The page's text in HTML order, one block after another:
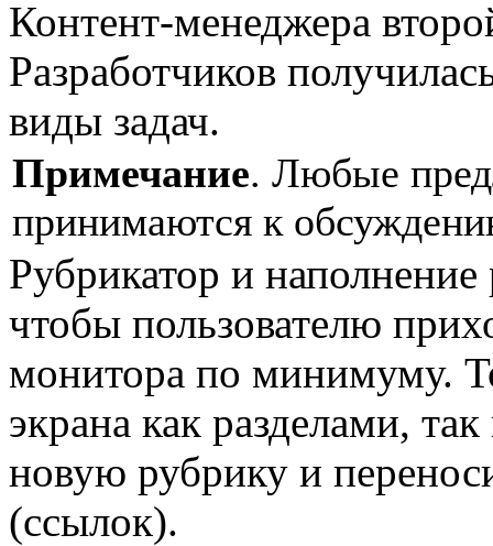
Контент-менеджера
Разработчиков
виды задач.
Примечание. Любые
принимаются к
Рубрикатор и наполнение
чтобы пользователю
монитора по минимуму.
экрана как разделами,
новую рубрику и
(ссылок).